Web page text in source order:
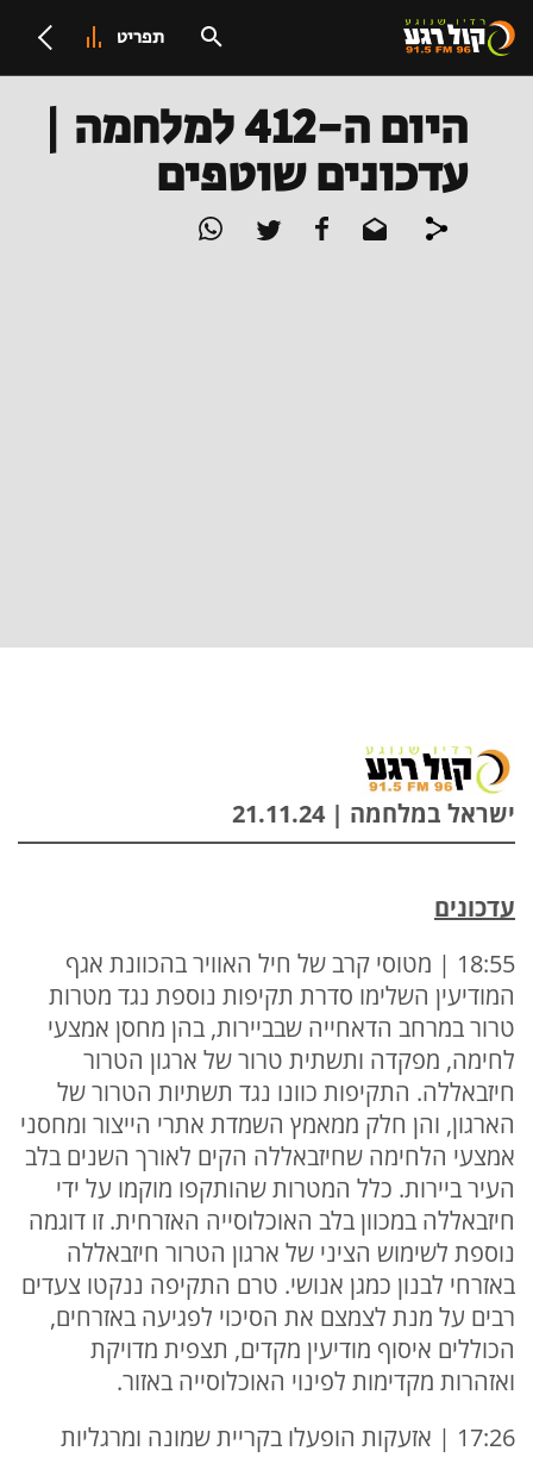
תפריט
היום ה-412 למלחמה |
עדכונים שוטפים
ישראל במלחמה | 21.11.24
עדכונים
18:55 | מטוסי קרב של חיל האוויר בהכוונת אגף
המודיעין השלימו סדרת תקיפות נוספת נגד מטרות
טרור במרחב הדאחייה שבביירות, בהן מחסן אמצעי
לחימה, מפקדה ותשתית טרור של ארגון הטרור
חיזבאללה. התקיפות כוונו נגד תשתיות הטרור של
הארגון, והן חלק ממאמץ השמדת אתרי הייצור ומחסני
אמצעי הלחימה שחיזבאללה הקים לאורך השנים בלב
העיר ביירות. כלל המטרות שהותקפו מוקמו על ידי
חיזבאללה במכוון בלב האוכלוסייה האזרחית. זו דוגמה
נוספת לשימוש הציני של ארגון הטרור חיזבאללה
באזרחי לבנון כמגן אנושי. טרם התקיפה ננקטו צעדים
רבים על מנת לצמצם את הסיכוי לפגיעה באזרחים,
הכוללים איסוף מודיעין מקדים, תצפית מדויקת
ואזהרות מקדימות לפינוי האוכלוסייה באזור.
17:26 | אזעקות הופעלו בקריית שמונה ומרגליות